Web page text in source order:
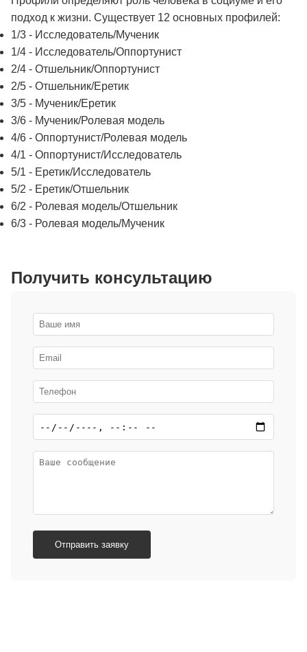
подход к жизни. Существует 12 основных профилей:
1/3 - Исследователь/Мученик
1/4 - Исследователь/Оппортунист
2/4 - Отшельник/Оппортунист
2/5 - Отшельник/Еретик
3/5 - Мученик/Еретик
3/6 - Мученик/Ролевая модель
4/6 - Оппортунист/Ролевая модель
4/1 - Оппортунист/Исследователь
5/1 - Еретик/Исследователь
5/2 - Еретик/Отшельник
6/2 - Ролевая модель/Отшельник
6/3 - Ролевая модель/Мученик
Получить консультацию
Отправить заявку